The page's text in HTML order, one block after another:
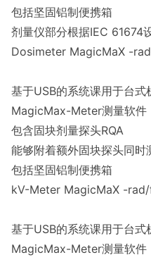
包括坚固铝制便携箱
剂量仪部分根据IEC 61674
Dosimeter MagicMaX -
基于USB的系统课用于台式
MagicMax-Meter测量软件
包含固块剂量探头RQA
能够附着额外固块探头同时
包括坚固铝制便携箱
kV-Meter MagicMaX -
基于USB的系统课用于台式
MagicMax-Meter测量软件